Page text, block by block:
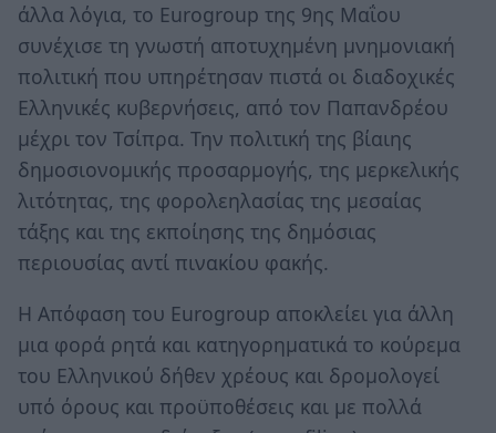
άλλα λόγια, το Eurogroup της 9ης Μαΐου
συνέχισε τη γνωστή αποτυχημένη μνημονιακή
πολιτική που υπηρέτησαν πιστά οι διαδοχικές
Ελληνικές κυβερνήσεις, από τον Παπανδρέου
μέχρι τον Τσίπρα. Την πολιτική της βίαιης
δημοσιονομικής προσαρμογής, της μερκελικής
λιτότητας, της φορολεηλασίας της μεσαίας
τάξης και της εκποίησης της δημόσιας
περιουσίας αντί πινακίου φακής.
Η Απόφαση του Eurogroup αποκλείει για άλλη
μια φορά ρητά και κατηγορηματικά το κούρεμα
του Ελληνικού δήθεν χρέους και δρομολογεί
υπό όρους και προϋποθέσεις και με πολλά